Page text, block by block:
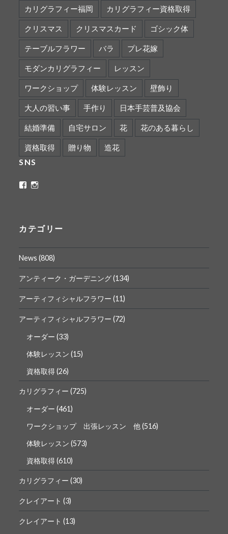
カリグラフィー福岡 カリグラフィー資格取得
クリスマス クリスマスカード ゴシック体
テーブルフラワー バラ プレ花嫁
モダンカリグラフィー レッスン
ワークショップ 体験レッスン 壁飾り
大人の習い事 手作り 日本手芸普及協会
結婚準備 自宅サロン 花 花のある暮らし
資格取得 贈り物 造花
SNS
ritaflower.calligraphy
ロ
フ
ー
ル
で
表
示
ロ
フ
ー
ル
で
表
示
カテゴリー
News (808)
アンティーク・ガーデニング(134)
アーティフィシャルフラワー (11)
アーティフィシャルフラワー (72)
オーダー (33)
体験レッスン (15)
資格取得(26)
カリグラフィー (725)
オーダー (461)
ワークショップ 出張レッスン 他(516)
体験レッスン (573)
資格取得(610)
カリグラフィー (30)
クレイアート (3)
クレイアート (13)